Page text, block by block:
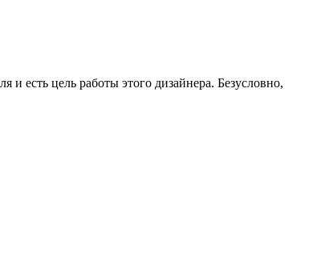
и есть цель работы этого дизайнера. Безусловно,